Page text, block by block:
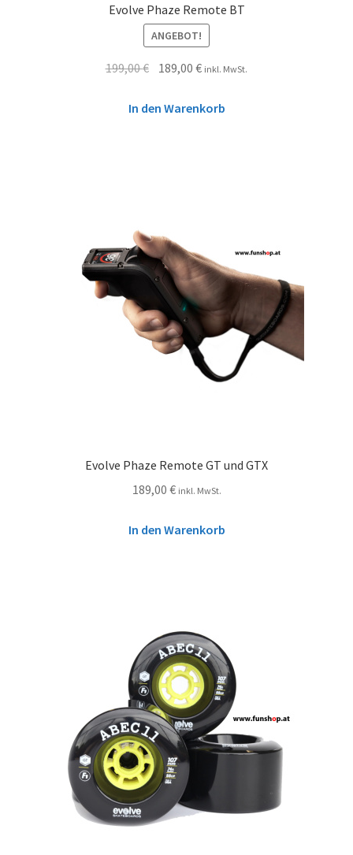
Evolve Phaze Remote BT
ANGEBOT!
199,00€ 189,00€ inkl. MwSt.
In den Warenkorb
Evolve Phaze Remote GT und GTX
189,00 € inkl. MwSt.
In den Warenkorb